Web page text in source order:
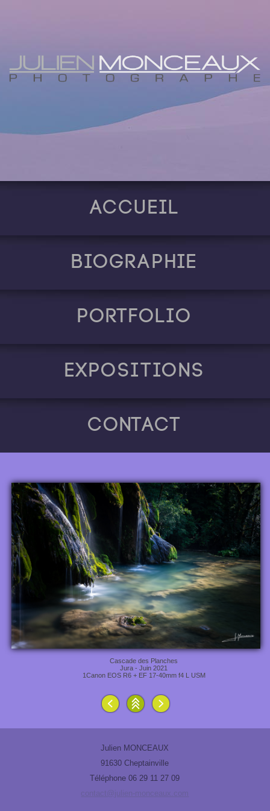
Accueil
Biographie
Portfolio
Expositions
Contact
Cascade des Planches
Jura - Juin 2021
1Canon EOS R6 + EF 17-40mm f4 L USM
Julien MONCEAUX
91630 Cheptainville
Téléphone 06 29 11 27 09
contact@julien-monceaux.com